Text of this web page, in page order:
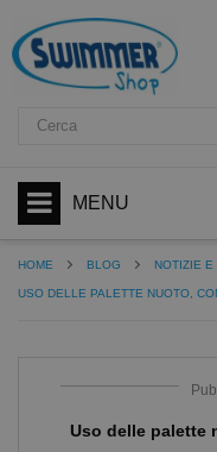
MENU
HOME BLOG NOTIZIE E
USO DELLE PALETTE NUOTO,
Uso delle palette